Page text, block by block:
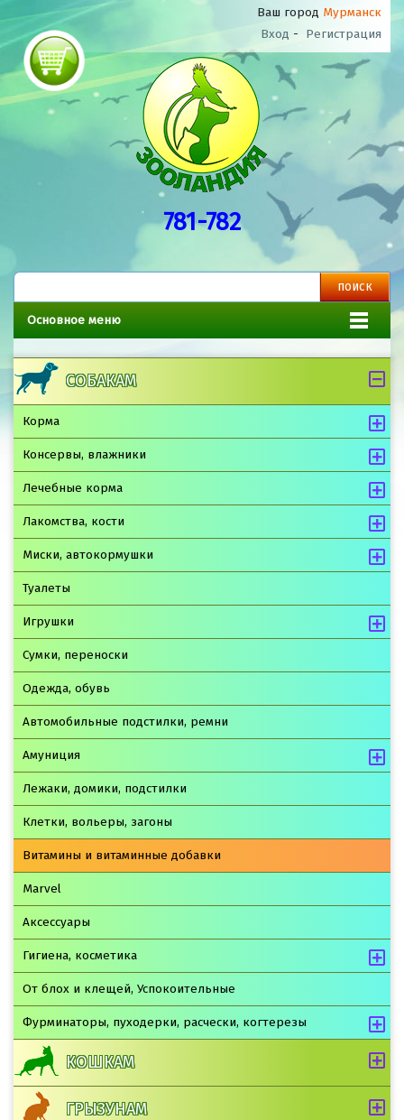
Ваш город Мурманск
Вход - Регистрация
781-782
Основное меню
СОБАКАМ
Корма
Консервы, влажники
Лечебные корма
Лакомства, кости
Миски, автокормушки
Туалеты
Игрушки
Сумки, переноски
Одежда, обувь
Автомобильные подстилки, ремни
Амуниция
Лежаки, домики, подстилки
Клетки, вольеры, загоны
Витамины и витаминные добавки
Marvel
Аксессуары
Гигиена, косметика
От блох и клещей, Успокоительные
Фурминаторы, пуходерки, расчески, когтерезы
КОШКАМ
ГРЫЗУНАМ